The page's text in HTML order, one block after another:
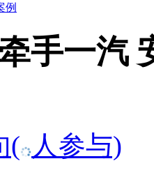
例
手一汽
( 人参与)